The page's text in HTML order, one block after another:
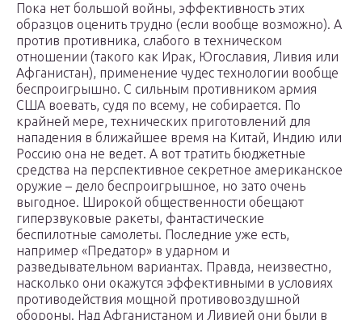
Пока нет большой войны, эффективность этих
образцов оценить трудно (если вообще возможно). А
против противника, слабого в техническом
отношении (такого как Ирак, Югославия, Ливия или
Афганистан), применение чудес технологии вообще
беспроигрышно. С сильным противником армия
США воевать, судя по всему, не собирается. По
крайней мере, технических приготовлений для
нападения в ближайшее время на Китай, Индию или
Россию она не ведет. А вот тратить бюджетные
средства на перспективное секретное американское
оружие – дело беспроигрышное, но зато очень
выгодное. Широкой общественности обещают
гиперзвуковые ракеты, фантастические
беспилотные самолеты. Последние уже есть,
например «Предатор» в ударном и
разведывательном вариантах. Правда, неизвестно,
насколько они окажутся эффективными в условиях
противодействия мощной противовоздушной
обороны. Над Афганистаном и Ливией они были в